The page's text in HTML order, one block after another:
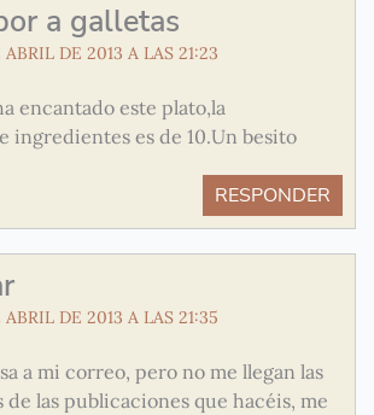
a galletas
ABRIL DE 2013 A LAS 21:23
encantado este plato,la
ingredientes es de 10.Un besito
RESPONDER
ABRIL DE 2013 A LAS 21:35
a mi correo, pero no me llegan las
las publicaciones que hacéis, me